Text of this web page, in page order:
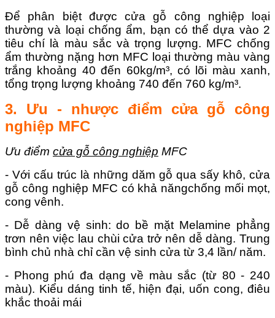
Để phân biệt được cửa gỗ công nghiệp loại
thường và loại chống ẩm, bạn có thể dựa vào 2
tiêu chí là màu sắc và trọng lượng. MFC chống
ẩm thường nặng hơn MFC loại thường màu vàng
trắng khoảng 40 đến 60kg/m³, có lõi màu xanh,
tổng trọng lượng khoảng 740 đến 760 kg/m³.
3. Ưu - nhược điểm cửa gỗ công
nghiệp MFC
Ưu điểm cửa gỗ công nghiệp MFC
- Với cấu trúc là những dăm gỗ qua sấy khô, cửa
gỗ công nghiệp MFC có khả năngchống mối mọt,
cong vênh.
- Dễ dàng vệ sinh: do bề mặt Melamine phẳng
trơn nên việc lau chùi cửa trở nên dễ dàng. Trung
bình chủ nhà chỉ cần vệ sinh cửa từ 3,4 lần/ năm.
- Phong phú đa dạng về màu sắc (từ 80 - 240
màu). Kiểu dáng tinh tế, hiện đại, uốn cong, điêu
khắc thoải mái